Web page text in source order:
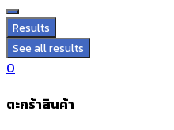
Results
See all results
0
ตะกร้าสินค้า